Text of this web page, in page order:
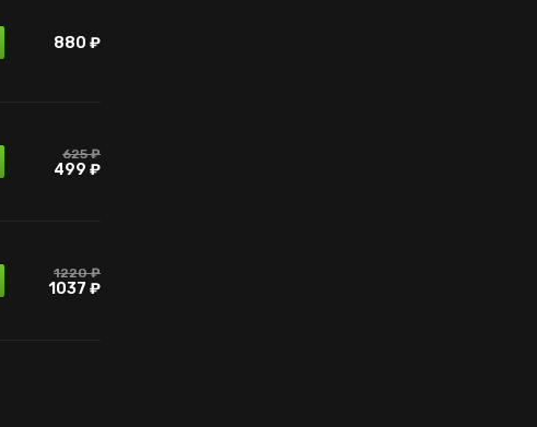
880 ₽
625 ₽
499 ₽
1220 ₽
1037 ₽